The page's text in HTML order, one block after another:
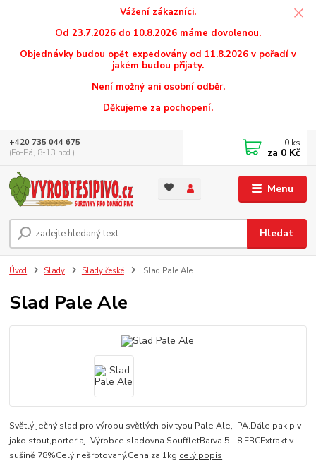
Vážení zákazníci.
Od 23.7.2026 do 10.8.2026 máme dovolenou.
Objednávky budou opět expedovány od 11.8.2026 v pořadí v
jakém budou přijaty.
Není možný ani osobní odběr.
Děkujeme za pochopení.
Menu
Hledat
+420 735 044 675
(Po-Pá, 8-13 hod.)
0 ks
za 0 Kč
Úvod Slady Slady české Slad Pale Ale
Slad Pale Ale
Světlý ječný slad pro výrobu světlých piv typu Pale Ale, IPA.Dále pak piv
jako stout,porter,aj. Výrobce sladovna SouffletBarva 5 - 8 EBCExtrakt v
sušině 78%Celý nešrotovaný.Cena za 1kg celý popis